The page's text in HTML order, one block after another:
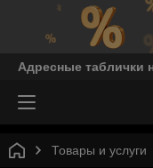
Адресные таблички
Товары и услуги